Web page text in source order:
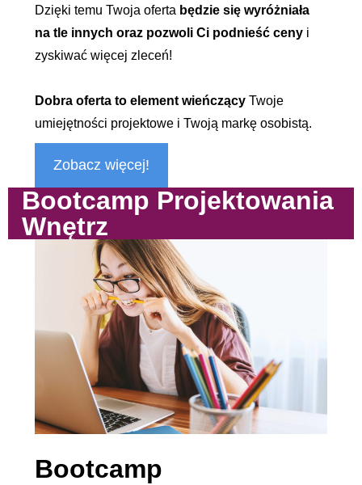
Dzięki temu Twoja oferta będzie się wyróżniała
na tle innych oraz pozwoli Ci podnieść cenyi
zyskiwać więcej zleceń!
Dobra oferta to element wieńczący Twoje
umiejętności projektowe i Twoją markę osobistą.
Zobacz więcej!
Bootcamp Projektowania
Wnętrz
Bootcamp